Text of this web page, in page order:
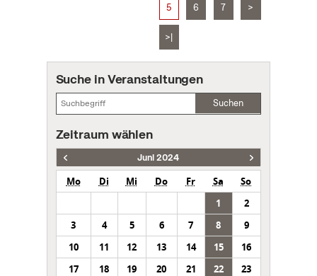
5 6 7 >
>|
Suche in Veranstaltungen
Suchen
Zeitraum wählen
Juni 2024
Mo Di Mi Do Fr Sa
So
1
2
3
4 5 6 7 8
9
10
11 12 13 14 15
16
17
18 19 20 21 22
23